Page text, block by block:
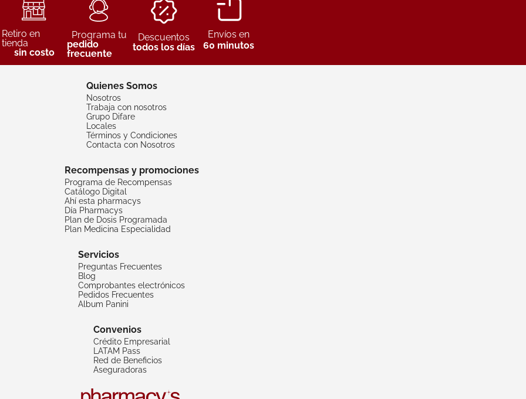
Retiro en
tienda
sin costo
Programa tu
pedido
frecuente
Descuentos
todos los días
Envíos en
60 minutos
Quienes Somos
Nosotros
Trabaja con nosotros
Grupo Difare
Locales
Términos y Condiciones
Contacta con Nosotros
Recompensas y promociones
Programa de Recompensas
Catálogo Digital
Ahí esta pharmacys
Día Pharmacys
Plan de Dosis Programada
Plan Medicina Especialidad
Servicios
Preguntas Frecuentes
Blog
Comprobantes electrónicos
Pedidos Frecuentes
Album Panini
Convenios
Crédito Empresarial
LATAM Pass
Red de Beneficios
Aseguradoras